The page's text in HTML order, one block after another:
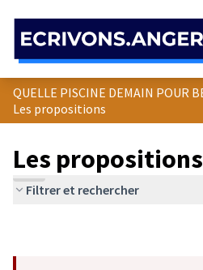
QUELLE PISCINE DEMAIN POUR
Les propositions
Les propositions
Filtrer et rechercher